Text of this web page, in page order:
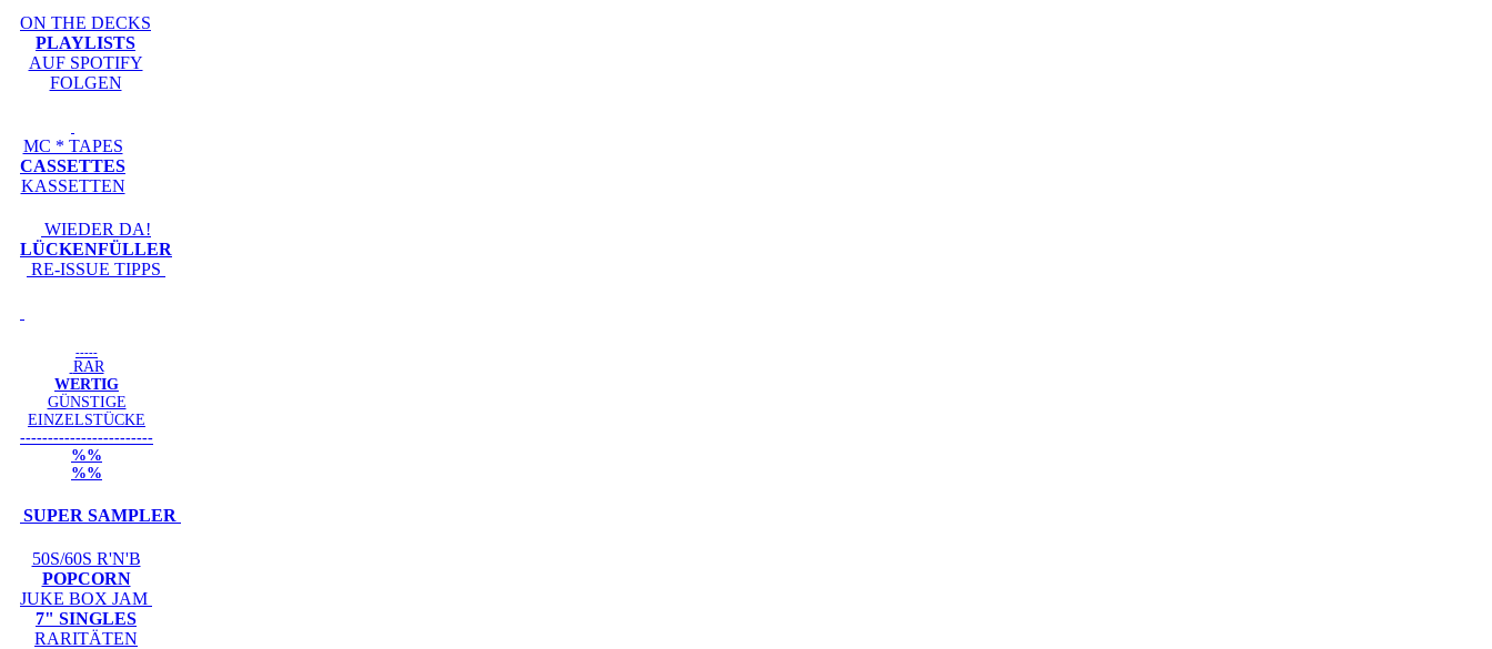
ON THE DECKS
PLAYLISTS
AUF SPOTIFY
FOLGEN
MC * TAPES
CASSETTES
KASSETTEN
WIEDER DA!
LÜCKENFÜLLER
RE-ISSUE TIPPS
-----
RAR
WERTIG
GÜNSTIGE
EINZELSTÜCKE
------------------------
%%
%%
SUPER SAMPLER
50S/60S R'N'B
POPCORN
JUKE BOX JAM
7" SINGLES
RARITÄTEN